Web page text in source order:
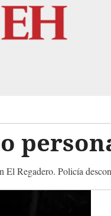
El Regadero. Policía